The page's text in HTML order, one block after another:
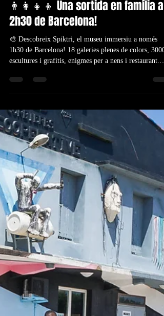
👨‍👩‍👧‍👦 Una sortida en família a
2h30 de Barcelona!
🎨 Descobreix Spiktri, el museu immersiu a només
1h30 de Barcelona! 18 galeries plenes de colors, 3000
escultures i grafitis, enigmes per a nens i restaurant.